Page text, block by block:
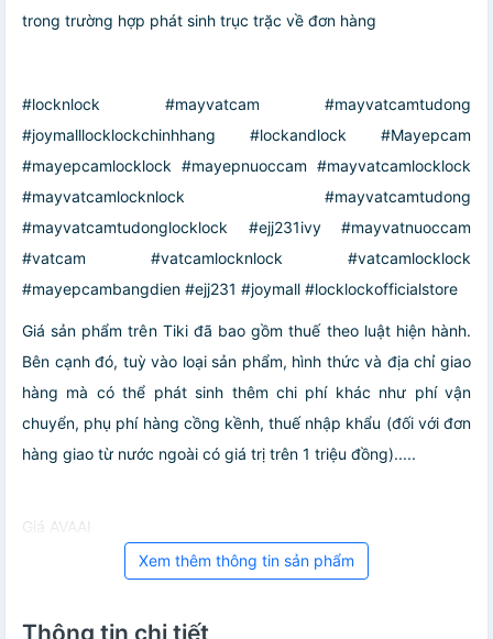
trong trường hợp phát sinh trục trặc về đơn hàng
#locknlock #mayvatcam #mayvatcamtudong
#joymalllocklockchinhhang #lockandlock #Mayepcam
#mayepcamlocklock #mayepnuoccam #mayvatcamlocklock
#mayvatcamlocknlock #mayvatcamtudong
#mayvatcamtudonglocklock #ejj231ivy #mayvatnuoccam
#vatcam #vatcamlocknlock #vatcamlocklock
#mayepcambangdien #ejj231 #joymall #locklockofficialstore
Giá sản phẩm trên Tiki đã bao gồm thuế theo luật hiện hành.
Bên cạnh đó, tuỳ vào loại sản phẩm, hình thức và địa chỉ giao
hàng mà có thể phát sinh thêm chi phí khác như phí vận
chuyển, phụ phí hàng cồng kềnh, thuế nhập khẩu (đối với đơn
hàng giao từ nước ngoài có giá trị trên 1 triệu đồng).....
Giá AVAAI
Xem thêm thông tin sản phẩm
Thông tin chi tiết